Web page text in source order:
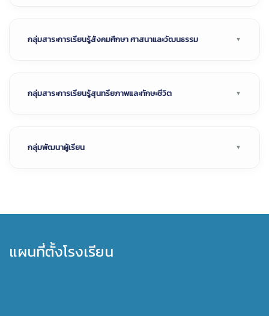
กลุ่มสาระการเรียนรู้สังคมศึกษา ศาสนาและวัฒนธรรม
กลุ่มสาระการเรียนรู้สุนทรียภาพและทักษะชีวิต
กลุ่มพัฒนาผู้เรียน
แผนที่ตั้งโรงเรียน